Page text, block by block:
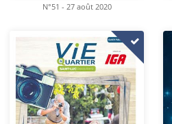
N°51 - 27 août 2020